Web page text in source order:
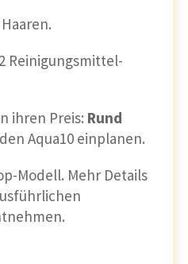
Reinigungsmittel-
ihren Preis: Rund
Aqua10 einplanen.
Modell. Mehr Details